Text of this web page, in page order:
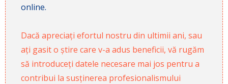
online.
Dacă apreciați efortul nostru din ultimii ani, sau
ați gasit o știre care v-a adus beneficii, vă rugăm
să introduceți datele necesare mai jos pentru a
contribui la susținerea profesionalismului